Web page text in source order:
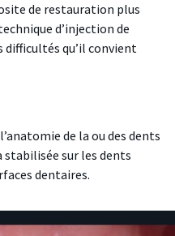
de restauration plus
d’injection de
qu’il convient
de la ou des dents
stabilisée sur les dents
dentaires.